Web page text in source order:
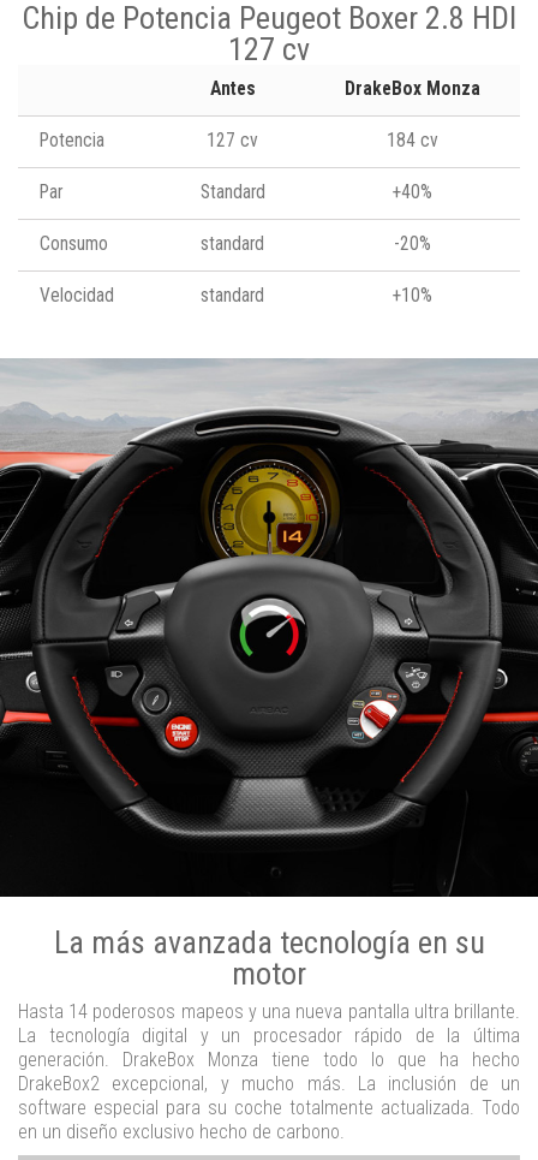
Chip de Potencia Peugeot Boxer 2.8 HDI
127 cv
Antes DrakeBox Monza
Potencia 127 cv 184 cv
Par Standard +40%
Consumo standard -20%
Velocidad standard +10%
La más avanzada tecnología en su
motor
Hasta 14 poderosos mapeos y una nueva pantalla ultra brillante.
La tecnología digital y un procesador rápido de la última
generación. DrakeBox Monza tiene todo lo que ha hecho
DrakeBox2 excepcional, y mucho más. La inclusión de un
software especial para su coche totalmente actualizada. Todo
en un diseño exclusivo hecho de carbono.